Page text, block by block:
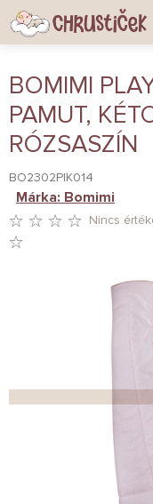
Ugrás
fő
BOMIMI
PAMUT,
RÓZSASZÍN
BO2302PIK014
CSILLAG.
Nincs
Márka: Bomimi